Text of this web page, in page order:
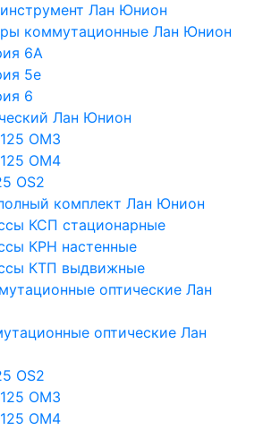
Лан Юнион
коммутационные Лан Юнион
6A
5e
6
Лан Юнион
OM3
OM4
OS2
комплект Лан Юнион
КСП стационарные
КРН настенные
КТП выдвижные
оптические Лан
оптические Лан
OS2
OM3
OM4